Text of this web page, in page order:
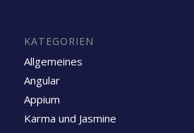
KATEGORIEN
Allgemeines
Angular
Appium
Karma und Jasmine